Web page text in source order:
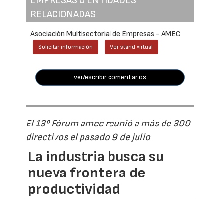
RELACIONADAS
Asociación Multisectorial de Empresas - AMEC
Solicitar información Ver stand virtual
ver/escribir comentarios
El 13º Fórum amec reunió a más de 300
directivos el pasado 9 de julio
La industria busca su
nueva frontera de
productividad